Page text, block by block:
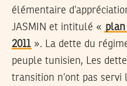
élémentaire
JASMIN et intitulé « plan
2011 ». La dette du
peuple tunisien, Les
transition n’ont pas servi